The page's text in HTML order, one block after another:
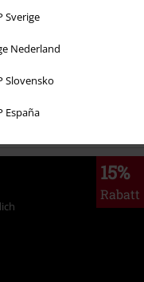
Sverige
Nederland
Slovensko
España
15%
Rabatt